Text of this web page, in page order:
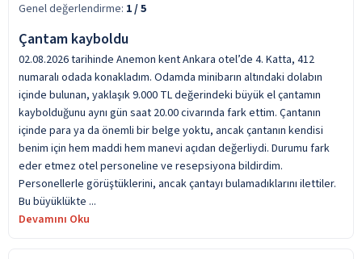
Genel değerlendirme: 1/ 5
Çantam kayboldu
02.08.2026 tarihinde Anemon kent Ankara otel’de 4. Katta, 412
numaralı odada konakladım. Odamda minibarın altındaki dolabın
içinde bulunan, yaklaşık 9.000 TL değerindeki büyük el çantamın
kaybolduğunu aynı gün saat 20.00 civarında fark ettim. Çantanın
içinde para ya da önemli bir belge yoktu, ancak çantanın kendisi
benim için hem maddi hem manevi açıdan değerliydi. Durumu fark
eder etmez otel personeline ve resepsiyona bildirdim.
Personellerle görüştüklerini, ancak çantayı bulamadıklarını ilettiler.
Bu büyüklükte ...
Devamını Oku